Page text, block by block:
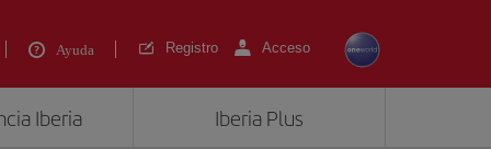
Ayuda Registro Acceso
Iberia Iberia Plus